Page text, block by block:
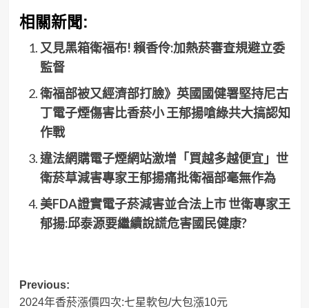
相關新聞:
又見黑箱衛福布! 賴香伶:加熱菸審查規避立委
監督
衛福部被又經濟部打臉》英國國健署堅持尼古
丁電子煙傷害比香菸小 王郁揚嗆綠共大搞認知
作戰
違法網購電子煙網站激增「買越多越便宜」世
衛菸草減害專家王郁揚痛批衛福部毫無作為
美FDA證實電子菸減害並合法上市 世衛專家王
郁揚:邱泰源要繼續說謊危害國民健康?
Post
Previous:
2024年香菸漲價四次:七星軟包/大包漲10元